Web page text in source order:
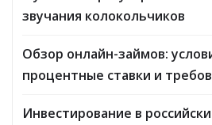
звучания колокольчиков
Обзор онлайн-займов:
процентные ставки и
Инвестирование в